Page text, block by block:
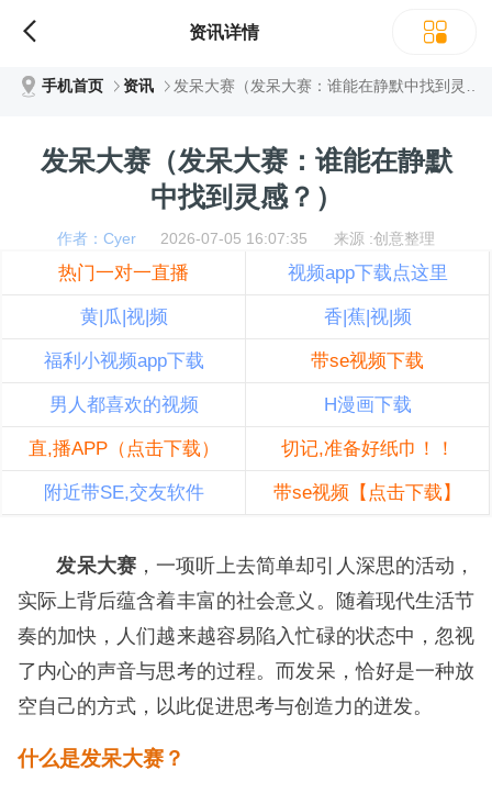
资讯详情
手机首页 资讯
发呆大赛（发呆大赛：谁能在静默
中找到灵感？）
作者：Cyer 2026-07-05 16:07:35 来源 :创意整理
热门一对一直播 视频app下载点这里
黄|瓜|视|频 香|蕉|视|频
福利小视频app下载 带se视频下载
男人都喜欢的视频 H漫画下载
直,播APP（点击下载） 切记,准备好纸巾！！
附近带SE,交友软件 带se视频【点击下载】
发呆大赛，一项听上去简单却引人深思的活动，
实际上背后蕴含着丰富的社会意义。随着现代生活节
奏的加快，人们越来越容易陷入忙碌的状态中，忽视
了内心的声音与思考的过程。而发呆，恰好是一种放
空自己的方式，以此促进思考与创造力的迸发。
什么是发呆大赛？